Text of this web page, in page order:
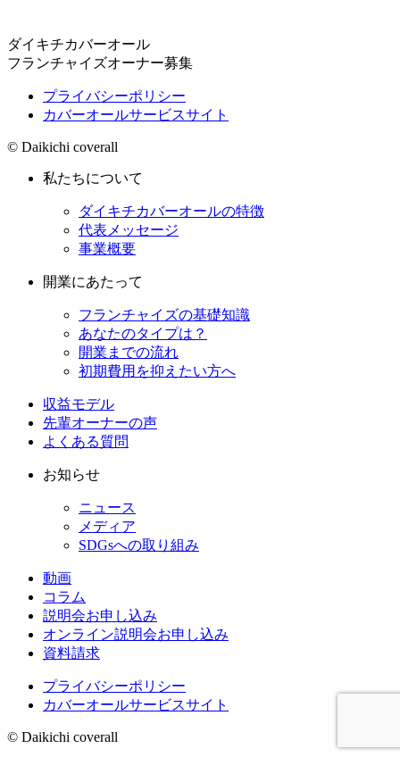
ダイキチカバーオール
フランチャイズオーナー募集
プライバシーポリシー
カバーオールサービスサイト
© Daikichi coverall
私たちについて
ダイキチカバーオールの特徴
代表メッセージ
事業概要
開業にあたって
フランチャイズの基礎知識
あなたのタイプは？
開業までの流れ
初期費用を抑えたい方へ
収益モデル
先輩オーナーの声
よくある質問
お知らせ
ニュース
メディア
SDGsへの取り組み
動画
コラム
説明会お申し込み
オンライン説明会お申し込み
資料請求
プライバシーポリシー
カバーオールサービスサイト
© Daikichi coverall